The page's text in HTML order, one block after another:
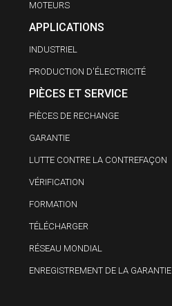
MOTEURS
APPLICATIONS
INDUSTRIEL
PRODUCTION D'ÉLECTRICITÉ
PIÈCES ET SERVICE
PIÈCES DE RECHANGE
GARANTIE
LUTTE CONTRE LA CONTREFAÇON
VÉRIFICATION
FORMATION
TÉLÉCHARGER
RÉSEAU MONDIAL
ENREGISTREMENT DE LA GARANTIE